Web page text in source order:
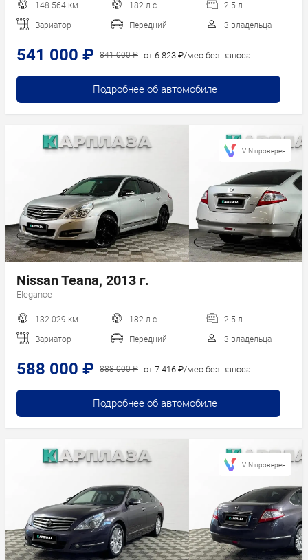
148 564 км 182 л.с. 2.5 л.
Вариатор Передний 3 владельца
541 000 ₽ 841 000 ₽ от 6 823 ₽/мес без взноса
Подробнее об автомобиле
Nissan Teana, 2013 г.
Elegance
132 029 км 182 л.с. 2.5 л.
Вариатор Передний 3 владельца
588 000 ₽ 888 000 ₽ от 7 416 ₽/мес без взноса
Подробнее об автомобиле
VIN проверен
VIN проверен